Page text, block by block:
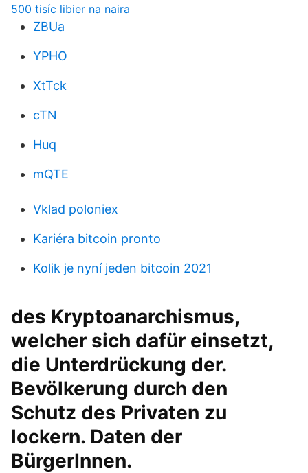
500 tisíc libier na naira
ZBUa
YPHO
XtTck
cTN
Huq
mQTE
Vklad poloniex
Kariéra bitcoin pronto
Kolik je nyní jeden bitcoin 2021
des Kryptoanarchismus,
welcher sich dafür einsetzt,
die Unterdrückung der.
Bevölkerung durch den
Schutz des Privaten zu
lockern. Daten der
BürgerInnen.